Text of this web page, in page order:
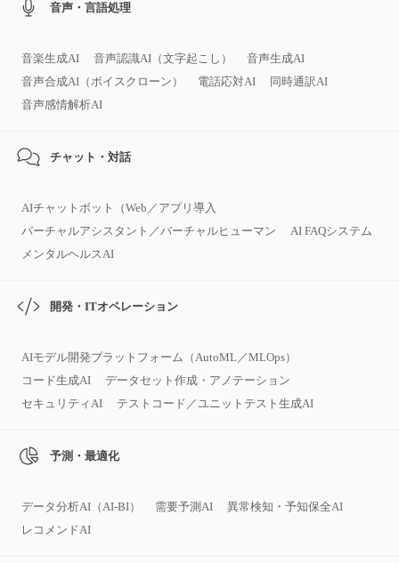
音声・言語処理
音楽生成AI 音声認識AI（文字起こし）
音声生成AI
音声合成AI（ボイスクローン）
電話応対AI
同時通訳AI
音声感情解析AI
チャット・対話
AIチャットボット（Web／アプリ導入
バーチャルアシスタント／バーチャルヒューマン
AI FAQシステム
メンタルヘルスAI
開発・ITオペレーション
AIモデル開発プラットフォーム（AutoML／MLOps）
コード生成AI
データセット作成・アノテーション
セキュリティAI
テストコード／ユニットテスト生成AI
予測・最適化
データ分析AI（AI‑BI） 需要予測AI
異常検知・予知保全AI
レコメンドAI